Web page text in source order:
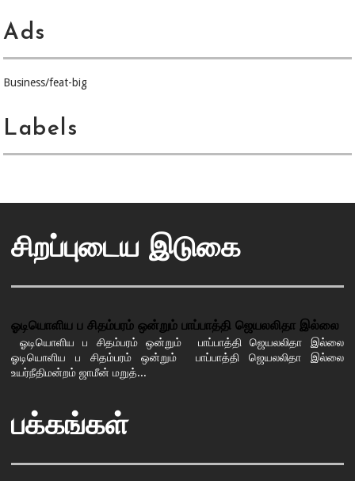
Ads
Business/feat-big
Labels
சிறப்புடைய இடுகை
ஓடியொளிய ப சிதம்பரம் ஒன்றும் பாப்பாத்தி ஜெயலலிதா இல்லை
ஓடியொளிய ப சிதம்பரம் ஒன்றும் பாப்பாத்தி ஜெயலலிதா இல்லை
ஓடியொளிய ப சிதம்பரம் ஒன்றும் பாப்பாத்தி ஜெயலலிதா இல்லை
உயர்நீதிமன்றம் ஜாமீன் மறுத்...
பக்கங்கள்